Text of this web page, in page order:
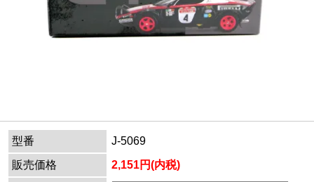
型番
J-5069
販売価格
2,151円(内税)